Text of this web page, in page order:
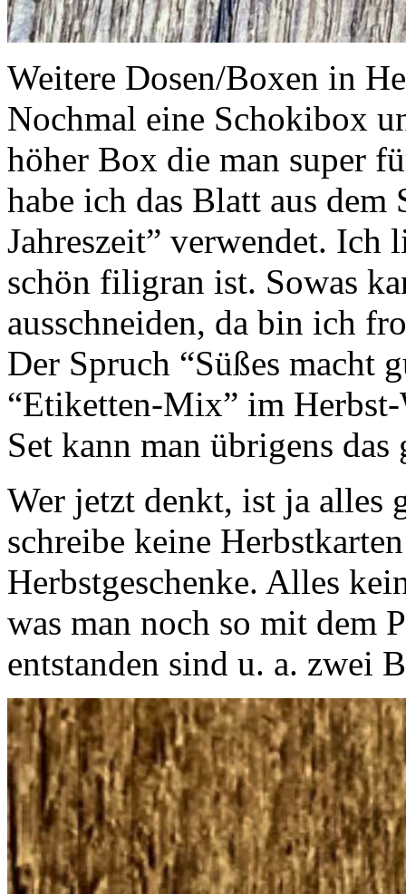
Weitere Dosen/Boxen in
Nochmal eine Schokibox
höher Box die man super
habe ich das Blatt aus dem
Jahreszeit” verwendet. Ich
schön filigran ist. Sowas
ausschneiden, da bin ich
Der Spruch “Süßes macht
“Etiketten-Mix” im
Set kann man übrigens das
Wer jetzt denkt, ist ja alles
schreibe keine
Herbstgeschenke. Alles
was man noch so mit dem
entstanden sind u. a. zwei